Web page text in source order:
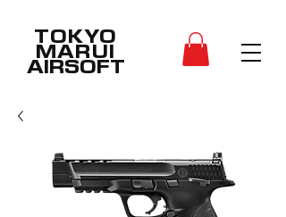
TOKYO
MARUI
AIRSOFT